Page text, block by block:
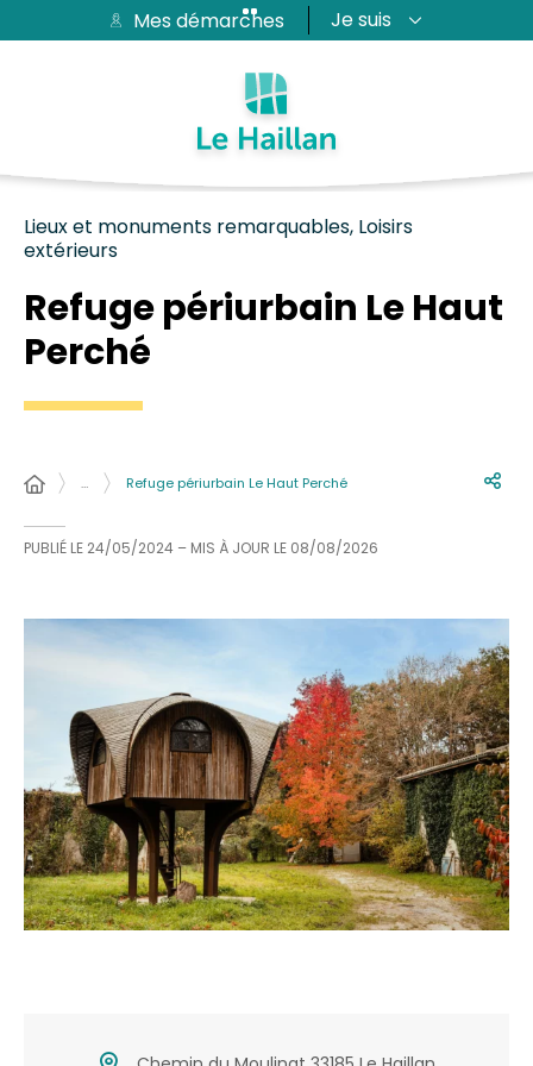
Aide et accessibilité
Passer au menu
Passer au contenuMes démarches Je suis
Lieux et monuments remarquables, Loisirs
extérieurs
Refuge périurbain Le Haut
Perché
… Refuge périurbain Le Haut Perché
PUBLIÉ LE 24/05/2024 – MIS À JOUR LE 08/08/2026